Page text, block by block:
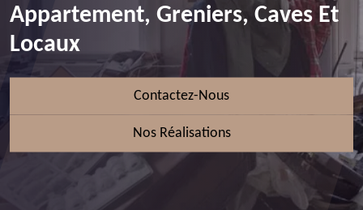
Appartement, Greniers, Caves Et
Locaux
Contactez-Nous
Nos Réalisations